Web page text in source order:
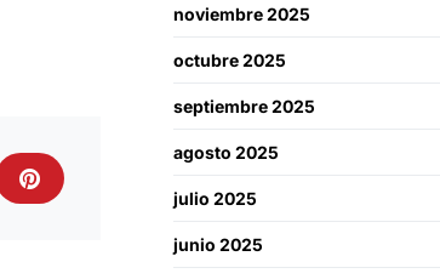
noviembre 2025
octubre 2025
septiembre 2025
agosto 2025
julio 2025
junio 2025